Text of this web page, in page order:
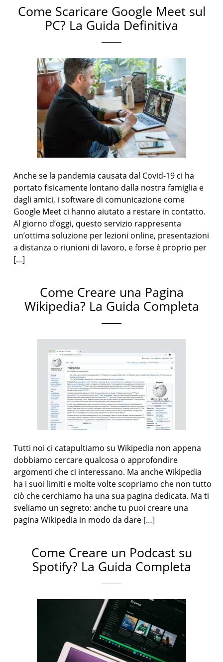
Come Scaricare Google Meet sul
PC? La Guida Definitiva
Anche se la pandemia causata dal Covid-19 ci ha
portato fisicamente lontano dalla nostra famiglia e
dagli amici, i software di comunicazione come
Google Meet ci hanno aiutato a restare in contatto.
Al giorno d’oggi, questo servizio rappresenta
un’ottima soluzione per lezioni online, presentazioni
a distanza o riunioni di lavoro, e forse è proprio per
[…]
Come Creare una Pagina
Wikipedia? La Guida Completa
Tutti noi ci catapultiamo su Wikipedia non appena
dobbiamo cercare qualcosa o approfondire
argomenti che ci interessano. Ma anche Wikipedia
ha i suoi limiti e molte volte scopriamo che non tutto
ciò che cerchiamo ha una sua pagina dedicata. Ma ti
sveliamo un segreto: anche tu puoi creare una
pagina Wikipedia in modo da dare […]
Come Creare un Podcast su
Spotify? La Guida Completa